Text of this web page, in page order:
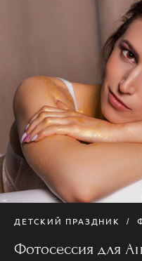
ДЕТСКИЙ ПРАЗДНИК
Фотосессия для